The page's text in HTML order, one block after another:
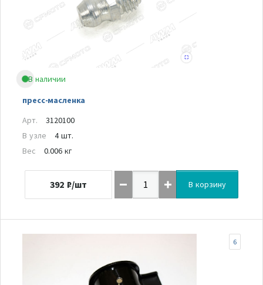
В наличии
пресс-масленка
Арт.
3120100
В узле
4 шт.
Вес
0.006 кг
392 ₽/шт В корзину
6